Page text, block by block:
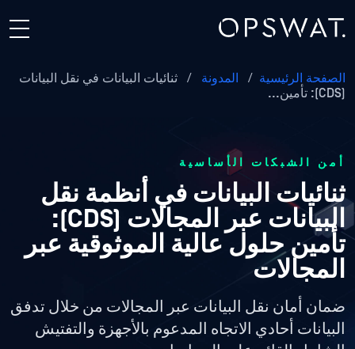
الصفحة الرئيسية / المدونة /
ثنائيات البيانات في نقل البيانات
(CDS): تأمين...
أمن الشبكات الأساسية
ثنائيات البيانات في أنظمة نقل
البيانات عبر المجالات (CDS):
تأمين حلول عالية الموثوقية عبر
المجالات
ضمان أمان نقل البيانات عبر المجالات من خلال تدفق
البيانات أحادي الاتجاه المدعوم بالأجهزة والتفتيش